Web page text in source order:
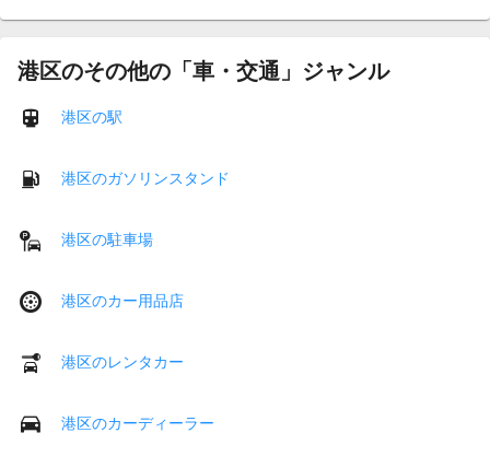
港区のその他の「車・交通」ジャンル
港区の駅
港区のガソリンスタンド
港区の駐車場
港区のカー用品店
港区のレンタカー
港区のカーディーラー